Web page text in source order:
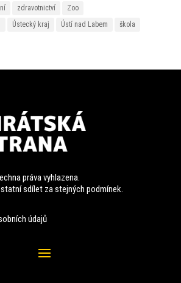
zdravotnictví
Zoo
Ústecký kraj Ústí nad Labem škola
práva vyhlazena.
sdílet za stejných podmínek.
údajů